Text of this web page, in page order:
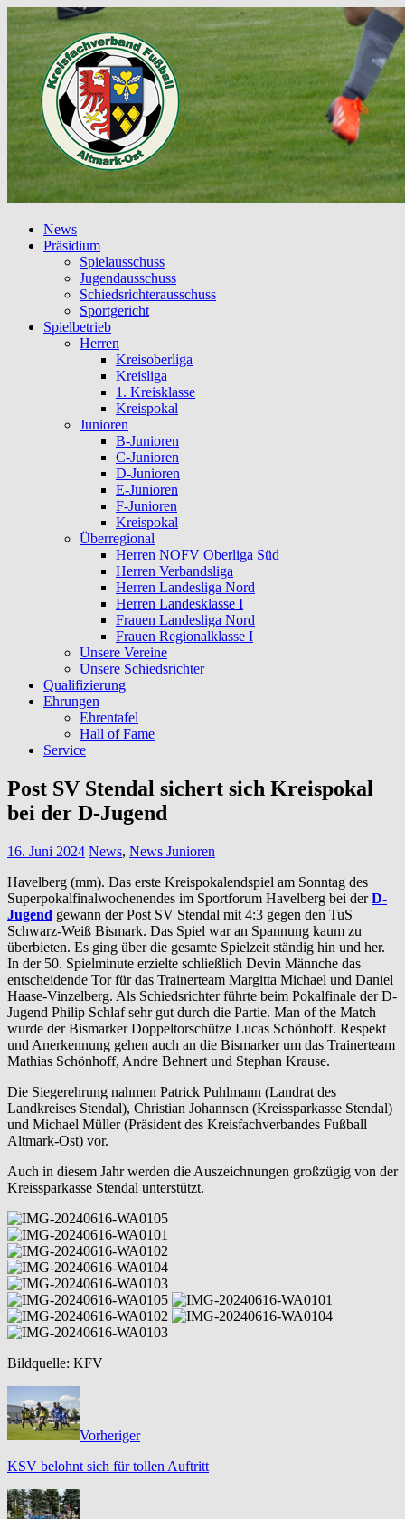
News
Präsidium
Spielausschuss
Jugendausschuss
Schiedsrichterausschuss
Sportgericht
Spielbetrieb
Herren
Kreisoberliga
Kreisliga
1. Kreisklasse
Kreispokal
Junioren
B-Junioren
C-Junioren
D-Junioren
E-Junioren
F-Junioren
Kreispokal
Überregional
Herren NOFV Oberliga Süd
Herren Verbandsliga
Herren Landesliga Nord
Herren Landesklasse I
Frauen Landesliga Nord
Frauen Regionalklasse I
Unsere Vereine
Unsere Schiedsrichter
Qualifizierung
Ehrungen
Ehrentafel
Hall of Fame
Service
Post SV Stendal sichert sich Kreispokal
bei der D-Jugend
16. Juni 2024 News, News Junioren
Havelberg (mm). Das erste Kreispokalendspiel am Sonntag des
Superpokalfinalwochenendes im Sportforum Havelberg bei derD-
Jugend gewann der Post SV Stendal mit 4:3 gegen den TuS
Schwarz-Weiß Bismark. Das Spiel war an Spannung kaum zu
überbieten. Es ging über die gesamte Spielzeit ständig hin und her.
In der 50. Spielminute erzielte schließlich Devin Männche das
entscheidende Tor für das Trainerteam Margitta Michael und Daniel
Haase-Vinzelberg. Als Schiedsrichter führte beim Pokalfinale der D-
Jugend Philip Schlaf sehr gut durch die Partie. Man of the Match
wurde der Bismarker Doppeltorschütze Lucas Schönhoff. Respekt
und Anerkennung gehen auch an die Bismarker um das Trainerteam
Mathias Schönhoff, Andre Behnert und Stephan Krause.
Die Siegerehrung nahmen Patrick Puhlmann (Landrat des
Landkreises Stendal), Christian Johannsen (Kreissparkasse Stendal)
und Michael Müller (Präsident des Kreisfachverbandes Fußball
Altmark-Ost) vor.
Auch in diesem Jahr werden die Auszeichnungen großzügig von der
Kreissparkasse Stendal unterstützt.
Bildquelle: KFV
Vorheriger
KSV belohnt sich für tollen Auftritt